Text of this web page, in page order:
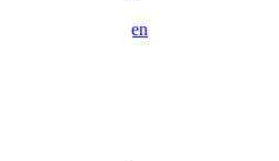
Aanlegringen